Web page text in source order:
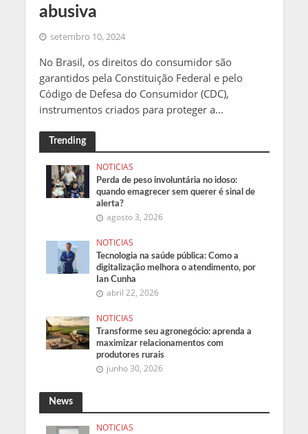
abusiva
setembro 10, 2024
No Brasil, os direitos do consumidor são
garantidos pela Constituição Federal e pelo
Código de Defesa do Consumidor (CDC),
instrumentos criados para proteger a...
Trending
NOTICIAS
Perda de peso involuntária no idoso:
quando emagrecer sem querer é sinal de
alerta?
agosto 3, 2026
NOTICIAS
Tecnologia na saúde pública: Como a
digitalização melhora o atendimento, por
Ian Cunha
abril 22, 2026
NOTICIAS
Transforme seu agronegócio: aprenda a
maximizar relacionamentos com
produtores rurais
junho 30, 2026
News
NOTICIAS